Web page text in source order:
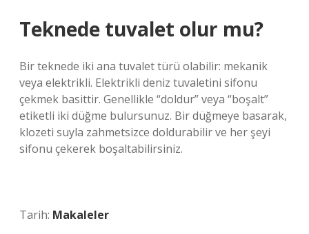
Teknede tuvalet olur mu?
Bir teknede iki ana tuvalet türü olabilir: mekanik
veya elektrikli. Elektrikli deniz tuvaletini sifonu
çekmek basittir. Genellikle “doldur” veya “boşalt”
etiketli iki düğme bulursunuz. Bir düğmeye basarak,
klozeti suyla zahmetsizce doldurabilir ve her şeyi
sifonu çekerek boşaltabilirsiniz.
Tarih: Makaleler